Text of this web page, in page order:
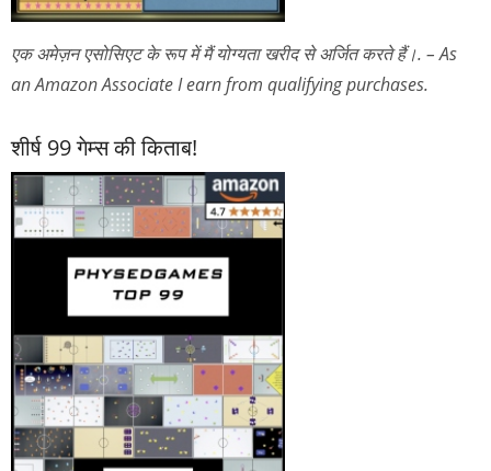
एक अमेज़न एसोसिएट के रूप में मैं योग्यता खरीद से अर्जित करते हैं।. – As
an Amazon Associate I earn from qualifying purchases.
शीर्ष 99 गेम्स की किताब!